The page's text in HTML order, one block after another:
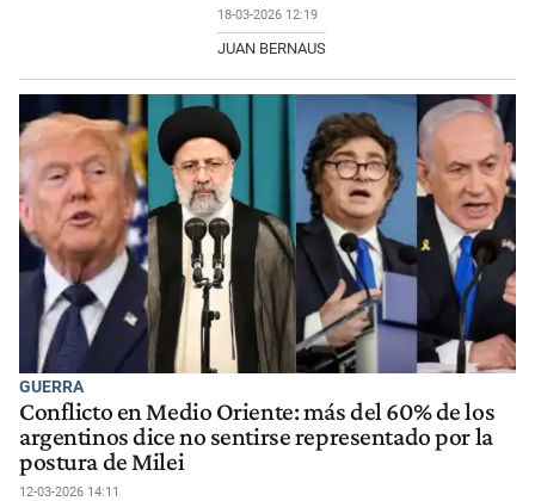
18-03-2026 12:19
JUAN BERNAUS
GUERRA
Conflicto en Medio Oriente: más del 60% de los
argentinos dice no sentirse representado por la
postura de Milei
12-03-2026 14:11